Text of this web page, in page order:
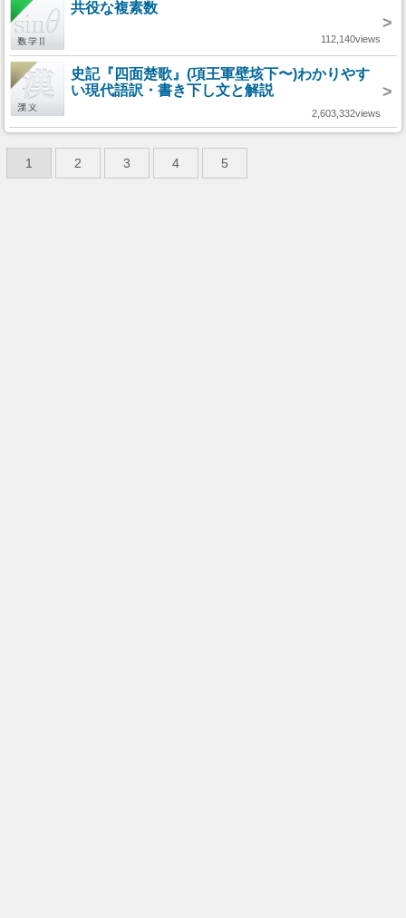
共役な複素数
>
112,140views
史記『四面楚歌』(項王軍壁垓下〜)わかりやす
い現代語訳・書き下し文と解説
>
2,603,332views
1 2 3 4 5